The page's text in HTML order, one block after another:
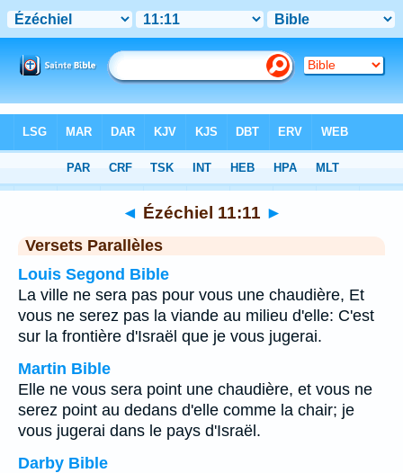
Chapitre 11> Verset 11
◄ Ézéchiel 11:11 ►
Versets Parallèles
Louis Segond Bible
La ville ne sera pas pour vous une chaudière, Et
vous ne serez pas la viande au milieu d'elle: C'est
sur la frontière d'Israël que je vous jugerai.
Martin Bible
Elle ne vous sera point une chaudière, et vous ne
serez point au dedans d'elle comme la chair; je
vous jugerai dans le pays d'Israël.
Darby Bible